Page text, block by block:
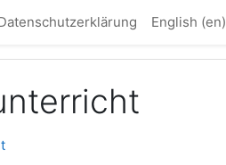
English ‎(en)‎